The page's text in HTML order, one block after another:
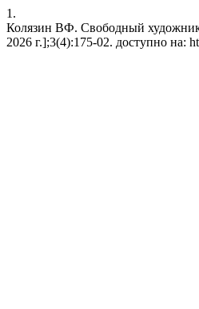
1.
Колязин ВФ. Свободный художник
2026 г.];3(4):175-02. доступно на: